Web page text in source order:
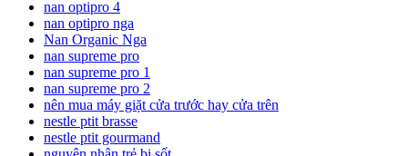
nan optipro 4
nan optipro nga
Nan Organic Nga
nan supreme pro
nan supreme pro 1
nan supreme pro 2
nên mua máy giặt cửa trước hay cửa trên
nestle ptit brasse
nestle ptit gourmand